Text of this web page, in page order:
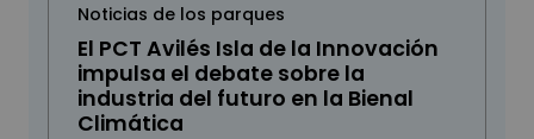
Noticias de los parques
El PCT Avilés Isla de la Innovación
impulsa el debate sobre la
industria del futuro en la Bienal
Climática